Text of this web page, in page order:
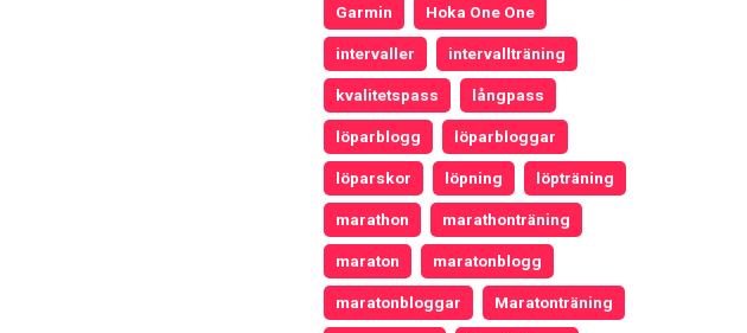
Garmin Hoka One One
intervaller intervallträning
kvalitetspass långpass
löparblogg löparbloggar
löparskor löpning löpträning
marathon marathonträning
maraton maratonblogg
maratonbloggar Maratonträning